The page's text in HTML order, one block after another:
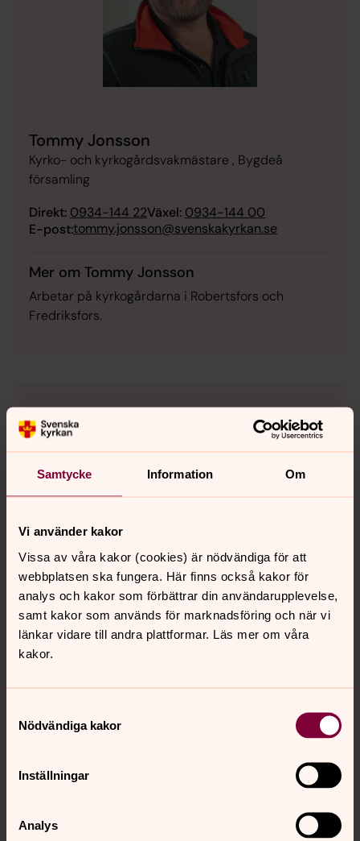
Samtycke Information Om
Vi använder kakor
Vissa av våra kakor (cookies) är nödvändiga för att
webbplatsen ska fungera. Här finns också kakor för
analys och kakor som förbättrar din användarupplevelse,
samt kakor som används för marknadsföring och när vi
länkar vidare till andra plattformar. Läs mer om våra
kakor.
Nödvändiga kakor
Inställningar
Analys
Tommy Jonsson
Kyrko- och kyrkogårdsvakmästare , Bygdeå
församling
Direkt: 0934-144 22Växel: 0934-144 00
E-post:tommy.jonsson@svenskakyrkan.se
Mer om Tommy Jonsson
Arbetar på kyrkogårdarna i Robertsfors och
Fredriksfors.
Kyrko- och kyrkogårdsvakmästare , Bygdeå
Arbetar på Nysätra kyrkogård i Ånäset.